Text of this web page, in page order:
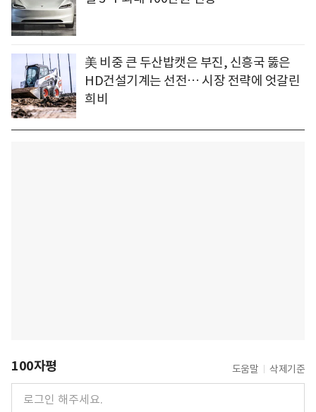
美 비중 큰 두산밥캣은 부진, 신흥국 뚫은
HD건설기계는 선전… 시장 전략에 엇갈린
희비
100자평 도움말 삭제기준